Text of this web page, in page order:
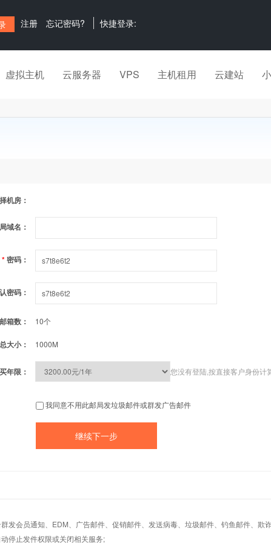
注册 忘记密码? 快捷登录:
虚拟主机 云服务器 VPS 主机租用 云建站
机房：
域名：
*密码：
密码：
邮箱数： 10个
大小： 1000M
年限： 您没有登陆,按直接客户身份计
我同意不用此邮局发垃圾邮件或群发广告邮件
发会员通知、EDM、广告邮件、促销邮件、发送病毒、垃圾邮件、钓鱼邮件、欺
停止发件权限或关闭相关服务;